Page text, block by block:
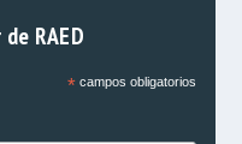
RAED
*campos obligatorios